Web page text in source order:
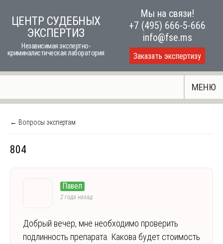
ЦЕНТР СУДЕБНЫХ
ЭКСПЕРТИЗ
Независимая экспертно-
криминалистическая лаборатория
Мы на связи!
+7 (495) 666-5-666
info@fse.ms
Заказать экспертизу
МЕНЮ
← Вопросы экспертам
804
Павел
2 года назад
Добрый вечер, мне необходимо проверить
подлинность препарата. Какова будет стоимость